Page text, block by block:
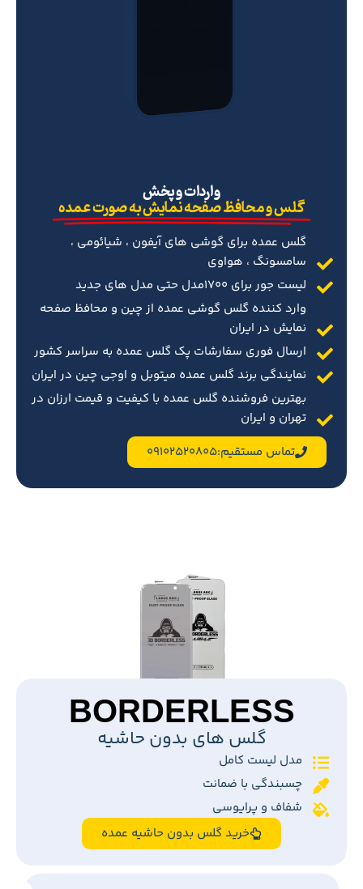
‌واردات و پخش
گلس و محافظ صفحه نمایش به صورت عمده
گلس عمده برای گوشی های آیفون ، شیائومی ،
سامسونگ ، هواوی
لیست جور برای 1700مدل حتی مدل های جدید
وارد کننده گلس گوشی عمده از چین و محافظ صفحه
نمایش در ایران
ارسال فوری سفارشات پک گلس عمده به سراسر کشور
نمایندگی برند گلس عمده میتوبل و اوجی چین در ایران
بهترین فروشنده گلس عمده با کیفیت و قیمت ارزان در
تهران و ایران
تماس مستقیم:09102520805
BORDERLESS
گلس های بدون حاشیه
مدل لیست کامل
چسبندگی با ضمانت
شفاف و پرایوسی
خرید گلس بدون حاشیه عمده